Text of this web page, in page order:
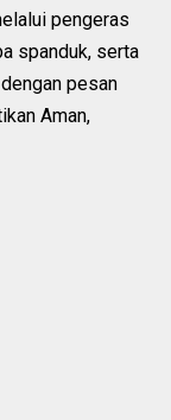
pengeras
spanduk, serta
pesan
Aman,